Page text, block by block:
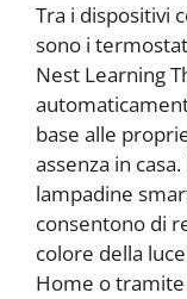
Tra i dispositivi
sono i
Nest Learning
base alle
assenza in
lampadine
consentono di
colore della
Home o tramite